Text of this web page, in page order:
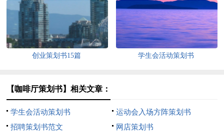
创业策划书15篇 学生会活动策划书
【咖啡厅策划书】相关文章：
学生会活动策划书
运动会入场方阵策划书
招聘策划书范文
网店策划书